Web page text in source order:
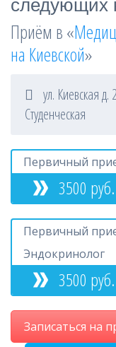
Приём в «
на Киевской»
ул. Киевская д.
Студенческая
Первичный
3500 руб.
Первичный
Эндокринолог
3500 руб.
Записаться на